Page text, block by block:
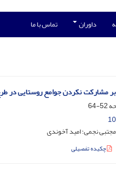
داوران تماس با ما
مشارکت نکردن جوامع روستایی در
52-64
نجمی؛ امید آخوندی
چکیده تفصیلی